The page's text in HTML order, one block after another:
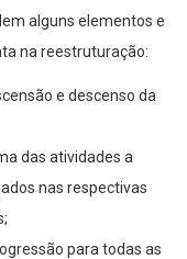
alguns elementos e
na reestruturação:
e descenso da
das atividades a
nas respectivas
para todas as